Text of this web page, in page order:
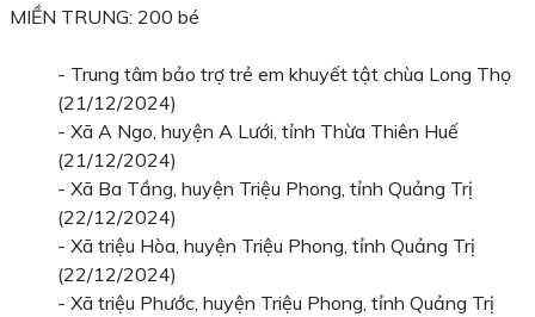
MIỀN TRUNG: 200 bé
- Trung tâm bảo trợ trẻ em khuyết tật chùa Long Thọ
(21/12/2024)
- Xã A Ngo, huyện A Lưới, tỉnh Thừa Thiên Huế
(21/12/2024)
- Xã Ba Tầng, huyện Triệu Phong, tỉnh Quảng Trị
(22/12/2024)
- Xã triệu Hòa, huyện Triệu Phong, tỉnh Quảng Trị
(22/12/2024)
- Xã triệu Phước, huyện Triệu Phong, tỉnh Quảng Trị